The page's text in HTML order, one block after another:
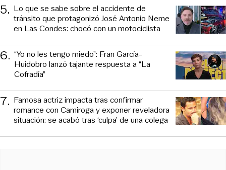
5. Lo que se sabe sobre el accidente de
tránsito que protagonizó José Antonio Neme
en Las Condes: chocó con un motociclista
6. “Yo no les tengo miedo”: Fran García-
Huidobro lanzó tajante respuesta a “La
Cofradía”
7. Famosa actriz impacta tras confirmar
romance con Camiroga y exponer reveladora
situación: se acabó tras ‘culpa’ de una colega